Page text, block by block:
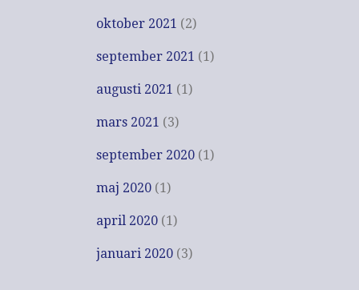
oktober 2021 (2)
september 2021 (1)
augusti 2021 (1)
mars 2021 (3)
september 2020 (1)
maj 2020 (1)
april 2020 (1)
januari 2020 (3)